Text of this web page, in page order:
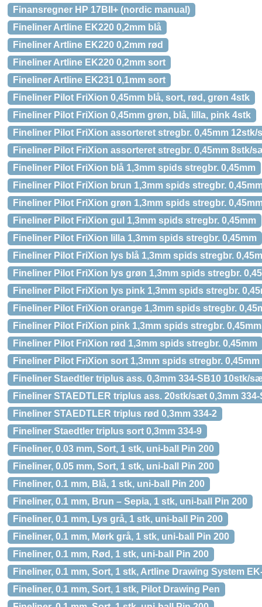
Finansregner HP 17BII+ (nordic manual)
Fineliner Artline EK220 0,2mm blå
Fineliner Artline EK220 0,2mm rød
Fineliner Artline EK220 0,2mm sort
Fineliner Artline EK231 0,1mm sort
Fineliner Pilot FriXion 0,45mm blå, sort, rød, grøn 4stk
Fineliner Pilot FriXion 0,45mm grøn, blå, lilla, pink 4stk
Fineliner Pilot FriXion assorteret stregbr. 0,45mm
Fineliner Pilot FriXion assorteret stregbr. 0,45mm 8stk/
Fineliner Pilot FriXion blå 1,3mm spids stregbr. 0,45mm
Fineliner Pilot FriXion brun 1,3mm spids stregbr.
Fineliner Pilot FriXion grøn 1,3mm spids stregbr.
Fineliner Pilot FriXion gul 1,3mm spids stregbr. 0,45mm
Fineliner Pilot FriXion lilla 1,3mm spids stregbr. 0,45mm
Fineliner Pilot FriXion lys blå 1,3mm spids stregbr.
Fineliner Pilot FriXion lys grøn 1,3mm spids stregbr.
Fineliner Pilot FriXion lys pink 1,3mm spids stregbr.
Fineliner Pilot FriXion orange 1,3mm spids stregbr.
Fineliner Pilot FriXion pink 1,3mm spids stregbr. 0,45mm
Fineliner Pilot FriXion rød 1,3mm spids stregbr. 0,45mm
Fineliner Pilot FriXion sort 1,3mm spids stregbr. 0,45mm
Fineliner Staedtler triplus ass. 0,3mm 334-SB10 10stk/
Fineliner STAEDTLER triplus ass. 20stk/sæt 0,3mm 334-
Fineliner STAEDTLER triplus rød 0,3mm 334-2
Fineliner Staedtler triplus sort 0,3mm 334-9
Fineliner, 0.03 mm, Sort, 1 stk, uni-ball Pin 200
Fineliner, 0.05 mm, Sort, 1 stk, uni-ball Pin 200
Fineliner, 0.1 mm, Blå, 1 stk, uni-ball Pin 200
Fineliner, 0.1 mm, Brun – Sepia, 1 stk, uni-ball Pin 200
Fineliner, 0.1 mm, Lys grå, 1 stk, uni-ball Pin 200
Fineliner, 0.1 mm, Mørk grå, 1 stk, uni-ball Pin 200
Fineliner, 0.1 mm, Rød, 1 stk, uni-ball Pin 200
Fineliner, 0.1 mm, Sort, 1 stk, Artline Drawing System
Fineliner, 0.1 mm, Sort, 1 stk, Pilot Drawing Pen